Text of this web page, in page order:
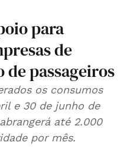
para
de
passageiros
os consumos
e 30 de junho de
até 2.000
por mês.